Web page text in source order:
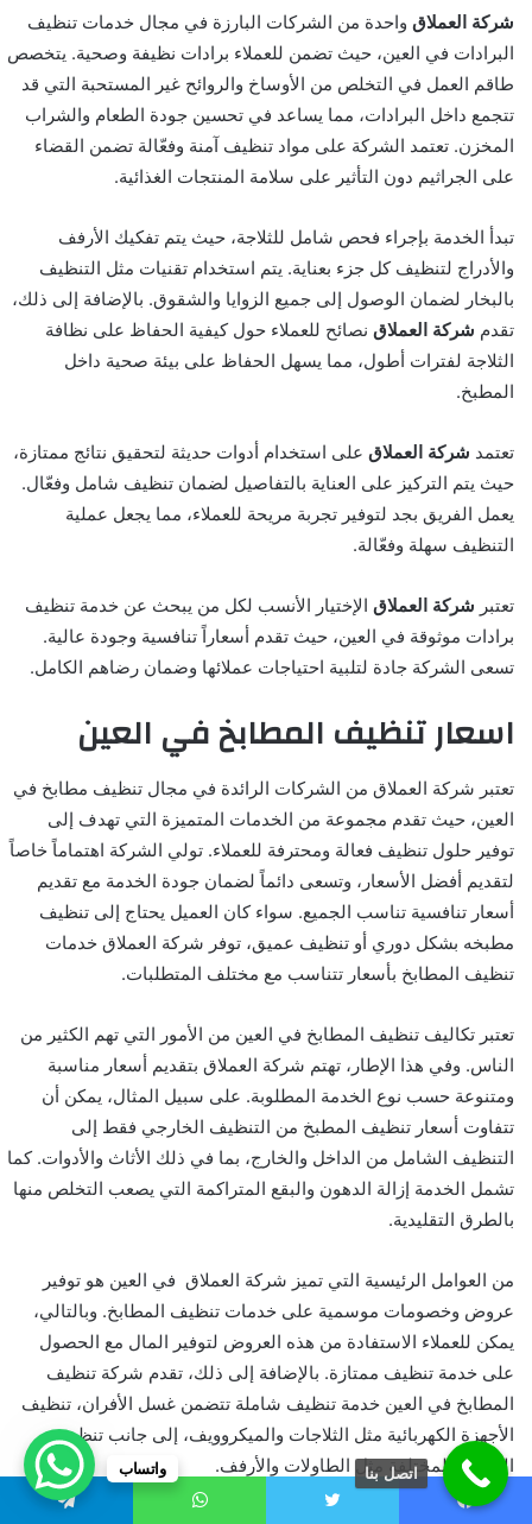
شركة العملاق واحدة من الشركات البارزة في مجال خدمات تنظيف
البرادات في العين، حيث تضمن للعملاء برادات نظيفة وصحية. يتخصص
طاقم العمل في التخلص من الأوساخ والروائح غير المستحبة التي قد
تتجمع داخل البرادات، مما يساعد في تحسين جودة الطعام والشراب
المخزن. تعتمد الشركة على مواد تنظيف آمنة وفعّالة تضمن القضاء
على الجراثيم دون التأثير على سلامة المنتجات الغذائية.
تبدأ الخدمة بإجراء فحص شامل للثلاجة، حيث يتم تفكيك الأرفف
والأدراج لتنظيف كل جزء بعناية. يتم استخدام تقنيات مثل التنظيف
بالبخار لضمان الوصول إلى جميع الزوايا والشقوق. بالإضافة إلى ذلك،
تقدم شركة العملاق نصائح للعملاء حول كيفية الحفاظ على نظافة
الثلاجة لفترات أطول، مما يسهل الحفاظ على بيئة صحية داخل
المطبخ.
تعتمد شركة العملاق على استخدام أدوات حديثة لتحقيق نتائج ممتازة،
حيث يتم التركيز على العناية بالتفاصيل لضمان تنظيف شامل وفعّال.
يعمل الفريق بجد لتوفير تجربة مريحة للعملاء، مما يجعل عملية
التنظيف سهلة وفعّالة.
تعتبر شركة العملاق الإختيار الأنسب لكل من يبحث عن خدمة تنظيف
برادات موثوقة في العين، حيث تقدم أسعاراً تنافسية وجودة عالية.
تسعى الشركة جادة لتلبية احتياجات عملائها وضمان رضاهم الكامل.
اسعار تنظيف المطابخ في العين
تعتبر شركة العملاق من الشركات الرائدة في مجال تنظيف مطابخ في
العين، حيث تقدم مجموعة من الخدمات المتميزة التي تهدف إلى
توفير حلول تنظيف فعالة ومحترفة للعملاء. تولي الشركة اهتماماً خاصاً
لتقديم أفضل الأسعار، وتسعى دائماً لضمان جودة الخدمة مع تقديم
أسعار تنافسية تناسب الجميع. سواء كان العميل يحتاج إلى تنظيف
مطبخه بشكل دوري أو تنظيف عميق، توفر شركة العملاق خدمات
تنظيف المطابخ بأسعار تتناسب مع مختلف المتطلبات.
تعتبر تكاليف تنظيف المطابخ في العين من الأمور التي تهم الكثير من
الناس. وفي هذا الإطار، تهتم شركة العملاق بتقديم أسعار مناسبة
ومتنوعة حسب نوع الخدمة المطلوبة. على سبيل المثال، يمكن أن
تتفاوت أسعار تنظيف المطبخ من التنظيف الخارجي فقط إلى
التنظيف الشامل من الداخل والخارج، بما في ذلك الأثاث والأدوات. كما
تشمل الخدمة إزالة الدهون والبقع المتراكمة التي يصعب التخلص منها
بالطرق التقليدية.
من العوامل الرئيسية التي تميز شركة العملاق في العين هو توفير
عروض وخصومات موسمية على خدمات تنظيف المطابخ. وبالتالي،
يمكن للعملاء الاستفادة من هذه العروض لتوفير المال مع الحصول
على خدمة تنظيف ممتازة. بالإضافة إلى ذلك، تقدم شركة تنظيف
المطابخ في العين خدمة تنظيف شاملة تتضمن غسل الأفران، تنظيف
الأجهزة الكهربائية مثل الثلاجات والميكروويف، إلى جانب تنظيف
الأسطح المختلفة مثل الطاولات والأرفف.
واتساب اتصل بنا